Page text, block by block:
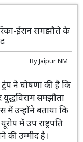
ईरान समझौते के
ByJaipur NM
ट्रंप ने घोषणा की है कि
समझौता
में उन्होंने बताया कि
में उप राष्ट्रपति
की उम्मीद है।